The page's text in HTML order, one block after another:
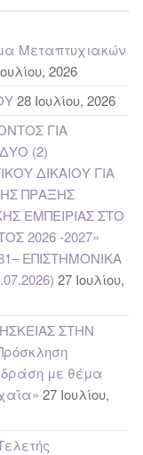
Μεταπτυχιακών
2026
28 Ιουλίου, 2026
ΓΙΑ
(2)
ΔΙΚΑΙΟΥ ΓΙΑ
ΠΡΑΞΗΣ
ΕΜΠΕΙΡΙΑΣ ΣΤΟ
2026 -2027»
ΕΠΙΣΤΗΜΟΝΙΚΑ
27 Ιουλίου,
ΣΤΗΝ
δράση με θέμα
27 Ιουλίου,